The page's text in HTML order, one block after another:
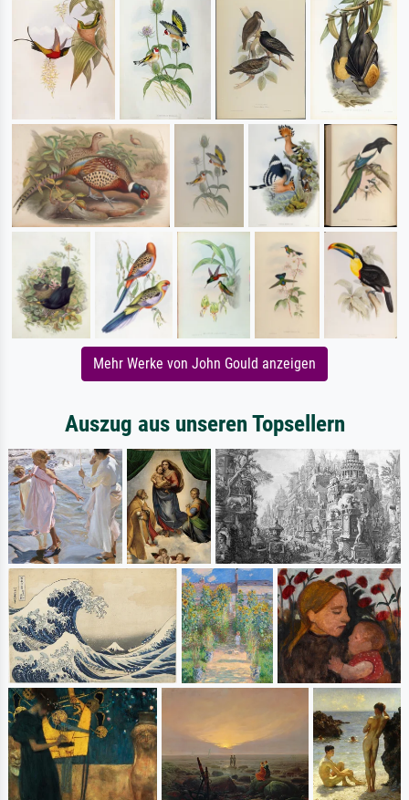
Mehr Werke von John Gould anzeigen
Auszug aus unseren Topsellern